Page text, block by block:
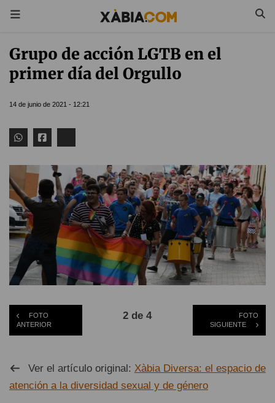
Grupo de acción LGTB en el
primer día del Orgullo
14 de junio de 2021 - 12:21
FOTO
ANTERIOR
2 de 4
FOTO
SIGUIENTE
Ver el artículo original: Xàbia Diversa: el espacio de
atención a la diversidad sexual y de género